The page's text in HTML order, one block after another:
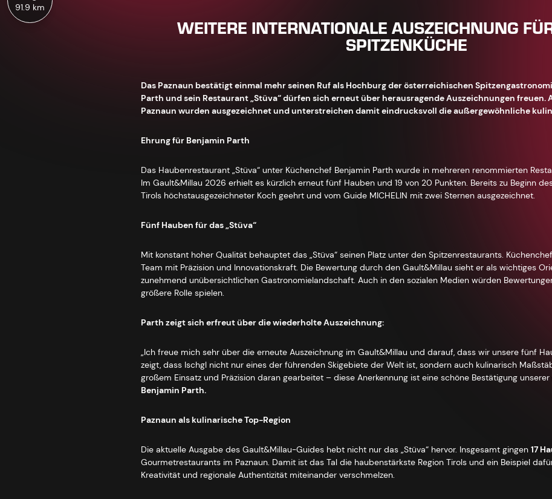
91.9 km
WEITERE INTERNATIONALE AUSZEICHNUNG
SPITZENKÜCHE
Das Paznaun bestätigt einmal mehr seinen Ruf als Hochburg der österreichischen
Parth und sein Restaurant „Stüva“ dürfen sich erneut über herausragende Auszeichnungen freuen.
Paznaun wurden ausgezeichnet und unterstreichen damit eindrucksvoll die außergewöhnliche
Ehrung für Benjamin Parth
Das Haubenrestaurant „Stüva“ unter Küchenchef Benjamin Parth wurde in mehreren renommierten
Im Gault&Millau 2026 erhielt es kürzlich erneut fünf Hauben und 19 von 20 Punkten. Bereits zu Beginn
Tirols höchstausgezeichneter Koch geehrt und vom Guide MICHELIN mit zwei Sternen ausgezeichnet.
Fünf Hauben für das „Stüva“
Mit konstant hoher Qualität behauptet das „Stüva“ seinen Platz unter den Spitzenrestaurants.
Team mit Präzision und Innovationskraft. Die Bewertung durch den Gault&Millau sieht er als wichtiges
zunehmend unübersichtlichen Gastronomielandschaft. Auch in den sozialen Medien würden
größere Rolle spielen.
Parth zeigt sich erfreut über die wiederholte Auszeichnung:
„Ich freue mich sehr über die erneute Auszeichnung im Gault&Millau und darauf, dass wir unsere fünf
zeigt, dass Ischgl nicht nur eines der führenden Skigebiete der Welt ist, sondern auch kulinarisch
großem Einsatz und Präzision daran gearbeitet – diese Anerkennung ist eine schöne Bestätigung unserer
Benjamin Parth.
Paznaun als kulinarische Top-Region
Die aktuelle Ausgabe des Gault&Millau-Guides hebt nicht nur das „Stüva“ hervor. Insgesamt gingen 17
Gourmetrestaurants im Paznaun. Damit ist das Tal die haubenstärkste Region Tirols und ein Beispiel
Kreativität und regionale Authentizität miteinander verschmelzen.